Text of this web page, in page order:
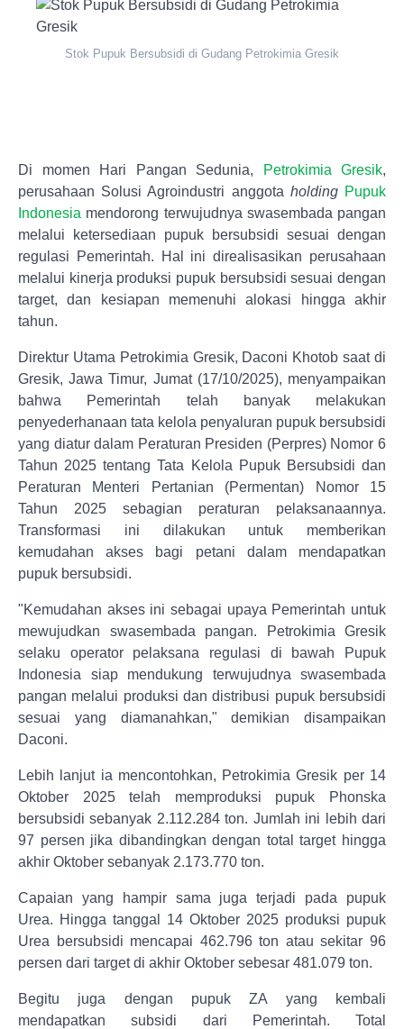
Stok Pupuk Bersubsidi di Gudang Petrokimia Gresik
Di momen Hari Pangan Sedunia, Petrokimia Gresik,
perusahaan Solusi Agroindustri anggota holding Pupuk
Indonesia mendorong terwujudnya swasembada pangan
melalui ketersediaan pupuk bersubsidi sesuai dengan
regulasi Pemerintah. Hal ini direalisasikan perusahaan
melalui kinerja produksi pupuk bersubsidi sesuai dengan
target, dan kesiapan memenuhi alokasi hingga akhir
tahun.
Direktur Utama Petrokimia Gresik, Daconi Khotob saat di
Gresik, Jawa Timur, Jumat (17/10/2025), menyampaikan
bahwa Pemerintah telah banyak melakukan
penyederhanaan tata kelola penyaluran pupuk bersubsidi
yang diatur dalam Peraturan Presiden (Perpres) Nomor 6
Tahun 2025 tentang Tata Kelola Pupuk Bersubsidi dan
Peraturan Menteri Pertanian (Permentan) Nomor 15
Tahun 2025 sebagian peraturan pelaksanaannya.
Transformasi ini dilakukan untuk memberikan
kemudahan akses bagi petani dalam mendapatkan
pupuk bersubsidi.
"Kemudahan akses ini sebagai upaya Pemerintah untuk
mewujudkan swasembada pangan. Petrokimia Gresik
selaku operator pelaksana regulasi di bawah Pupuk
Indonesia siap mendukung terwujudnya swasembada
pangan melalui produksi dan distribusi pupuk bersubsidi
sesuai yang diamanahkan," demikian disampaikan
Daconi.
Lebih lanjut ia mencontohkan, Petrokimia Gresik per 14
Oktober 2025 telah memproduksi pupuk Phonska
bersubsidi sebanyak 2.112.284 ton. Jumlah ini lebih dari
97 persen jika dibandingkan dengan total target hingga
akhir Oktober sebanyak 2.173.770 ton.
Capaian yang hampir sama juga terjadi pada pupuk
Urea. Hingga tanggal 14 Oktober 2025 produksi pupuk
Urea bersubsidi mencapai 462.796 ton atau sekitar 96
persen dari target di akhir Oktober sebesar 481.079 ton.
Begitu juga dengan pupuk ZA yang kembali
mendapatkan subsidi dari Pemerintah. Total